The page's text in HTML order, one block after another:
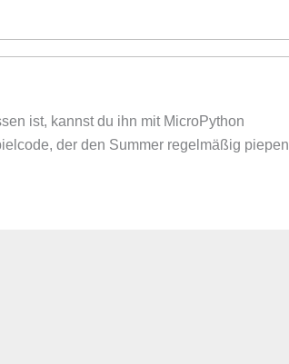
ist, kannst du ihn mit MicroPython
der den Summer regelmäßig piepen